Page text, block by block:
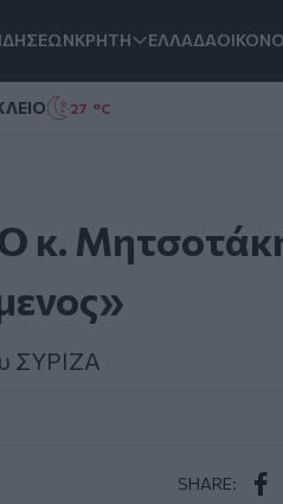
ΚΡΗΤΗ ΕΛΛΑΔΑ
27 °C
κ.
ΣΥΡΙΖΑ
SHARE: